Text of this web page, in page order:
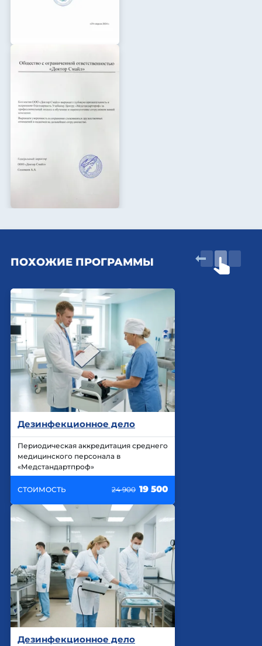
ПОХОЖИЕ ПРОГРАММЫ
Дезинфекционное дело
Периодическая аккредитация среднего
медицинского персонала в
«Медстандартпроф»
СТОИМОСТЬ 24 900 19 500
Дезинфекционное дело